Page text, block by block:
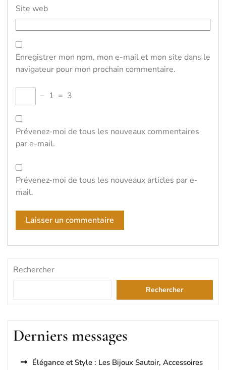
Site web
Enregistrer mon nom, mon e-mail et mon site dans le
navigateur pour mon prochain commentaire.
− 1 = 3
Prévenez-moi de tous les nouveaux commentaires
par e-mail.
Prévenez-moi de tous les nouveaux articles par e-
mail.
Rechercher
Rechercher
Derniers messages
Élégance et Style : Les Bijoux Sautoir, Accessoires